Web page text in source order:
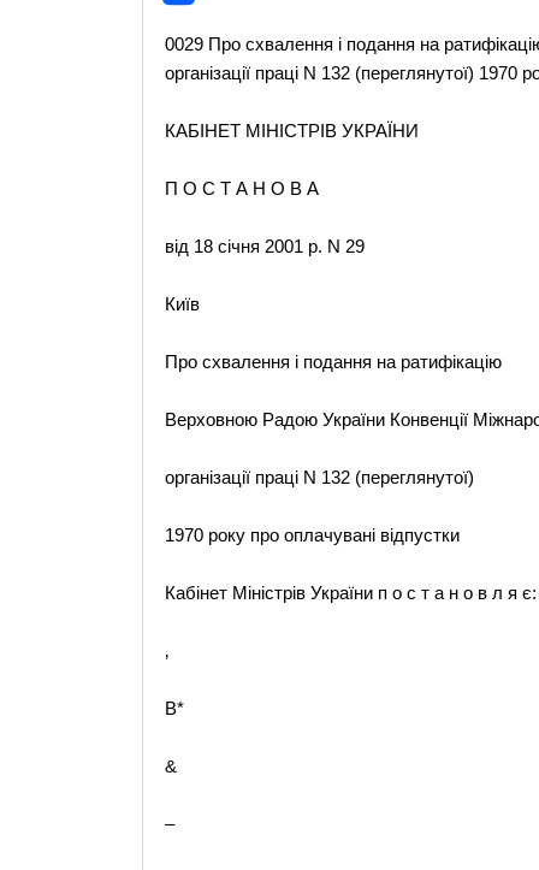
0029 Про схвалення і подання на
організації праці N 132 (переглянутої) 1970
КАБІНЕТ МІНІСТРІВ УКРАЇНИ
П О С Т А Н О В А
від 18 січня 2001 р. N 29
Київ
Про схвалення і подання на ратифікацію
Верховною Радою України Конвенції
організації праці N 132 (переглянутої)
1970 року про оплачувані відпустки
Кабінет Міністрів України п о с т а н о в л я є:
‚
B*
&
–